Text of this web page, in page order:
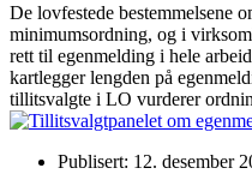
De lovfestede bestemmelsene
minimumsordning, og i
rett til egenmelding i hele
kartlegger lengden på
tillitsvalgte i LO vurderer
Publisert: 12. desember